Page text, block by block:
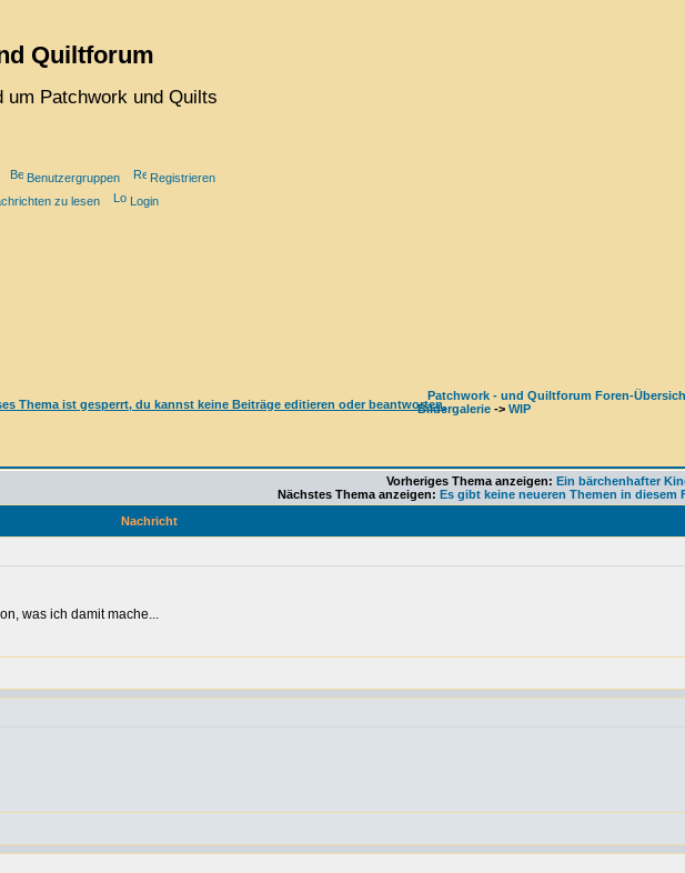
Quiltforum
um Patchwork und Quilts
Benutzergruppen
Registrieren
zu lesen
Login
Patchwork - und Quiltforum Foren-
Bildergalerie -> WIP
Vorheriges Thema anzeigen: Ein bärchenhafter
Nächstes Thema anzeigen: Es gibt keine neueren Themen in diesem
Nachricht
was ich damit mache...